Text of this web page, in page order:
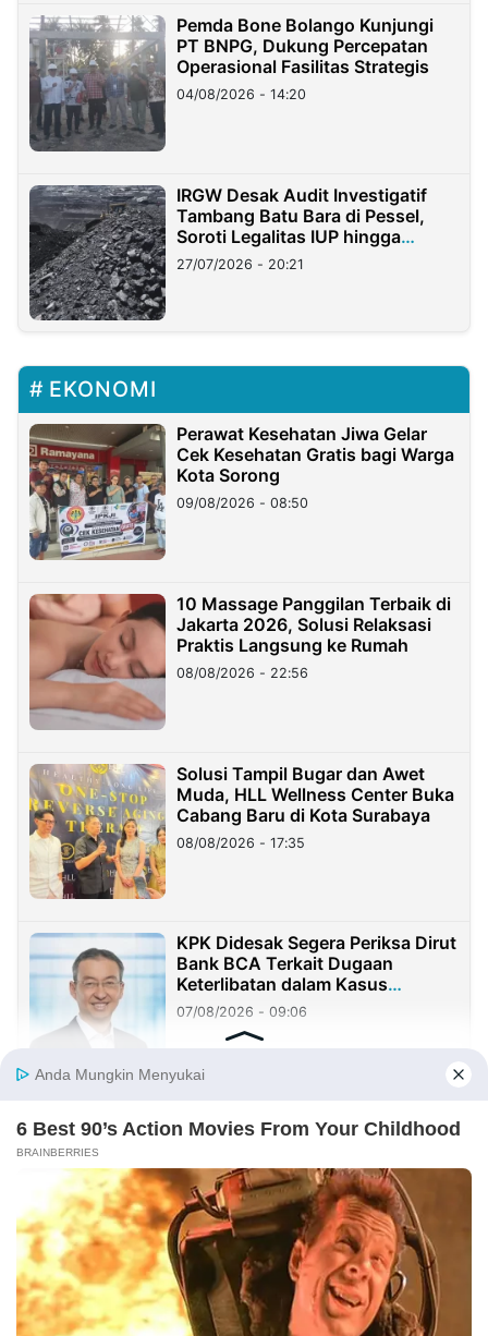
Pemda Bone Bolango Kunjungi
PT BNPG, Dukung Percepatan
Operasional Fasilitas Strategis
04/08/2026 - 14:20
IRGW Desak Audit Investigatif
Tambang Batu Bara di Pessel,
Soroti Legalitas IUP hingga
Stockpile
27/07/2026 - 20:21
EKONOMI
Perawat Kesehatan Jiwa Gelar
Cek Kesehatan Gratis bagi Warga
Kota Sorong
09/08/2026 - 08:50
10 Massage Panggilan Terbaik di
Jakarta 2026, Solusi Relaksasi
Praktis Langsung ke Rumah
08/08/2026 - 22:56
Solusi Tampil Bugar dan Awet
Muda, HLL Wellness Center Buka
Cabang Baru di Kota Surabaya
08/08/2026 - 17:35
KPK Didesak Segera Periksa Dirut
Bank BCA Terkait Dugaan
Keterlibatan dalam Kasus
Hilangnya Dana Nasabah Rp2,58
Miliar
07/08/2026 - 09:06
Terus Membengkak? Ternyata Ini
07/08/2026 - 00:15
PENDIDIKAN